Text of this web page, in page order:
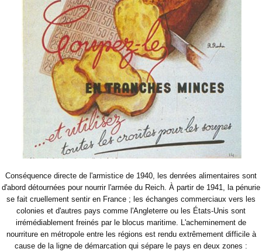
Conséquence directe de l'armistice de 1940, les denrées alimentaires sont
d'abord détournées pour nourrir l'armée du Reich. À partir de 1941, la pénurie
se fait cruellement sentir en France ; les échanges commerciaux vers les
colonies et d'autres pays comme l'Angleterre ou les États-Unis sont
irrémédiablement freinés par le blocus maritime. L'acheminement de
nourriture en métropole entre les régions est rendu extrêmement difficile à
cause de la ligne de démarcation qui sépare le pays en deux zones :